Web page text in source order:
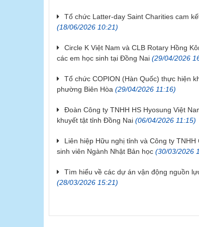
Tổ chức Latter-day Saint Charities cam
(18/06/2026 10:21)
Circle K Việt Nam và CLB Rotary Hồng
các em học sinh tại Đồng Nai (29/04/2026
Tổ chức COPION (Hàn Quốc) thực hiện
phường Biên Hòa (29/04/2026 11:16)
Đoàn Công ty TNHH HS Hyosung Việt
khuyết tật tỉnh Đồng Nai (06/04/2026 11:15)
Liên hiệp Hữu nghị tỉnh và Công ty
sinh viên Ngành Nhật Bản học (30/03/2026
Tìm hiểu về các dự án vận động nguồn
(28/03/2026 15:21)